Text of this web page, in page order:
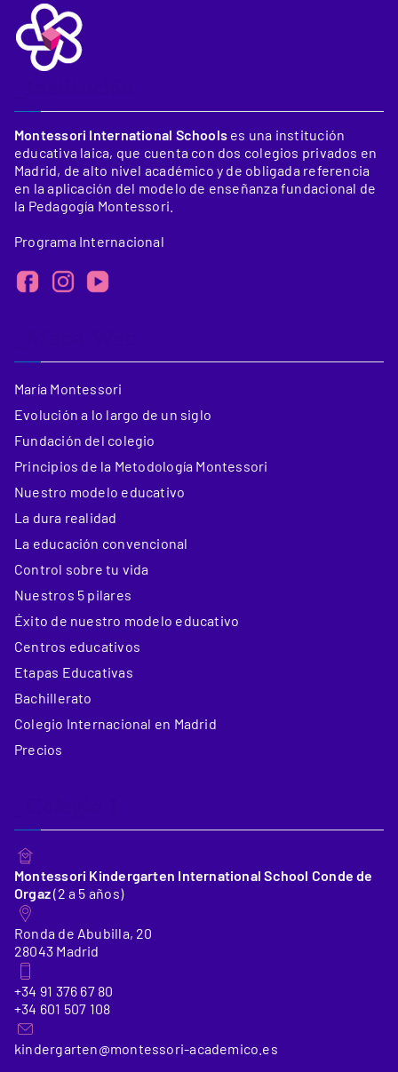
Montessori International Schools es una institución
educativa laica, que cuenta con dos colegios privados en
Madrid, de alto nivel académico y de obligada referencia
en la aplicación del modelo de enseñanza fundacional de
la Pedagogía Montessori.
Programa Internacional
María Montessori
Evolución a lo largo de un siglo
Fundación del colegio
Principios de la Metodología Montessori
Nuestro modelo educativo
La dura realidad
La educación convencional
Control sobre tu vida
Nuestros 5 pilares
Éxito de nuestro modelo educativo
Centros educativos
Etapas Educativas
Bachillerato
Colegio Internacional en Madrid
Precios
Montessori Kindergarten International School Conde de
Orgaz(2 a 5 años)
Ronda de Abubilla, 20
28043 Madrid
+34 91 376 67 80
+34 601 507 108
kindergarten@montessori-academico.es